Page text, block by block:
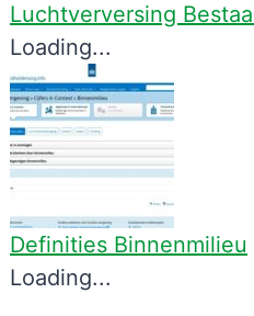
Luchtverversing
Loading...
Definities Binnenmilieu
Loading...